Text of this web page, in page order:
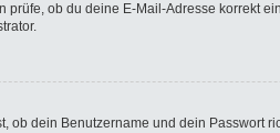
prüfe, ob du deine E-Mail-Adresse korrekt
ob dein Benutzername und dein